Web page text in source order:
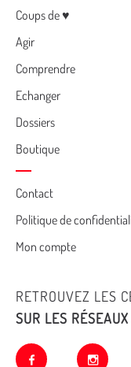
Menu
Coups de ♥
Agir
Comprendre
Echanger
Dossiers
Boutique
Cemea
footer
Contact
Politique de
Mon compte
RETROUVEZ LES
SUR LES
facebook